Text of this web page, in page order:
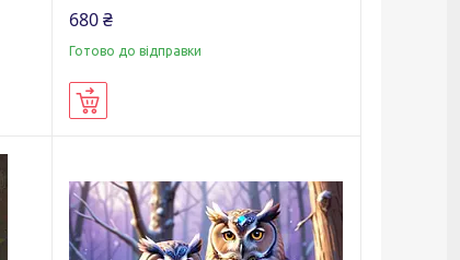
680 ₴
Готово до відправки